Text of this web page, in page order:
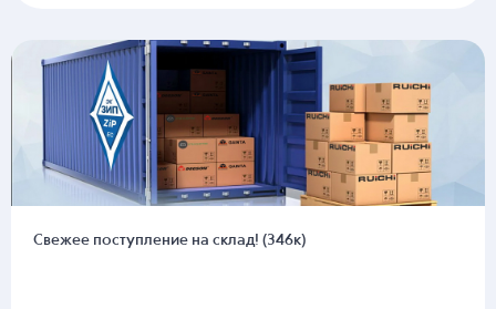
Свежее поступление на склад! (346к)